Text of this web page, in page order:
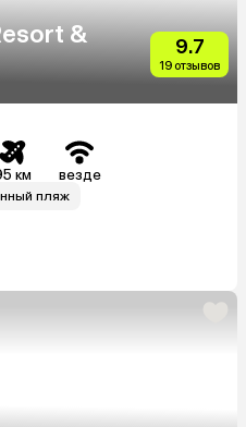
&
9.7
19 отзывов
км везде
пляж